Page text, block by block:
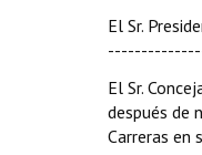
El Sr.
El Sr.
después de
Carreras en